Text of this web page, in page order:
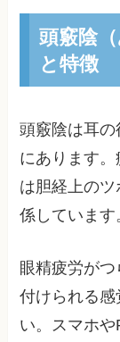
頭竅陰
と特徴
頭竅陰は耳
にあります
は胆経上の
係しています
眼精疲労が
付けられる感
い。スマホ